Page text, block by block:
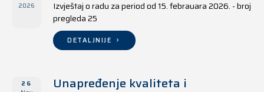
2026
Izvještaj o radu za period od 15. febrauara 2026. - broj
pregleda 25
DETALJNIJE
26
Unapređenje kvaliteta i